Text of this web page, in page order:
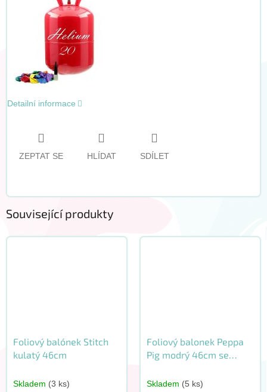
Detailní informace
ZEPTAT SE HLÍDAT SDÍLET
Související produkty
Foliový balónek Stitch
kulatý 46cm
Skladem (3 ks)
Foliový balonek Peppa
Pig modrý 46cm se
Skladem (5 ks)